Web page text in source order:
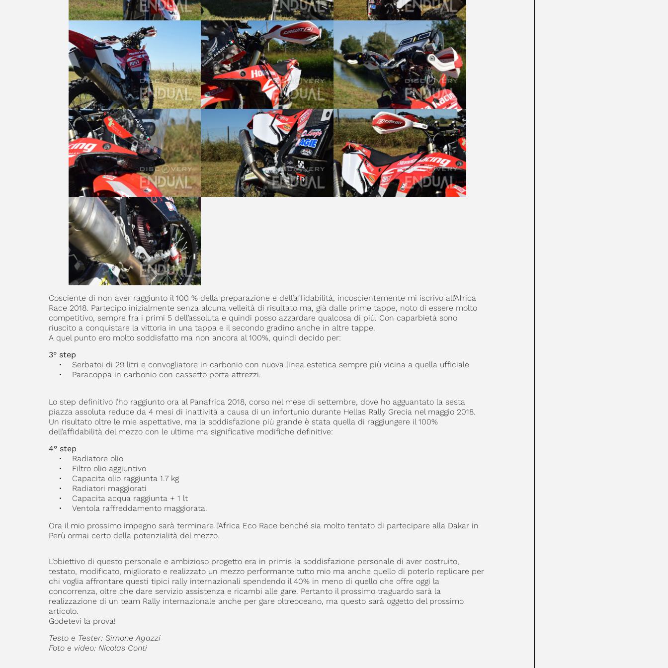
Cosciente di non aver raggiunto il 100 % della preparazione e dell’affidabilità, incoscientemente mi iscrivo all’Africa
Race 2018. Partecipo inizialmente senza alcuna velleità di risultato ma, già dalle prime tappe, noto di essere molto
competitivo, sempre fra i primi 5 dell’assoluta e quindi posso azzardare qualcosa di più. Con caparbietà sono
riuscito a conquistare la vittoria in una tappa e il secondo gradino anche in altre tappe.
A quel punto ero molto soddisfatto ma non ancora al 100%, quindi decido per:
3° step
• Serbatoi di 29 litri e convogliatore in carbonio con nuova linea estetica sempre più vicina a quella ufficiale
• Paracoppa in carbonio con cassetto porta attrezzi.
Lo step definitivo l’ho raggiunto ora al Panafrica 2018, corso nel mese di settembre, dove ho agguantato la sesta
piazza assoluta reduce da 4 mesi di inattività a causa di un infortunio durante Hellas Rally Grecia nel maggio 2018.
Un risultato oltre le mie aspettative, ma la soddisfazione più grande è stata quella di raggiungere il 100%
dell’affidabilità del mezzo con le ultime ma significative modifiche definitive:
4° step
• Radiatore olio
• Filtro olio aggiuntivo
• Capacita olio raggiunta 1.7 kg
• Radiatori maggiorati
• Capacita acqua raggiunta + 1 lt
• Ventola raffreddamento maggiorata.
Ora il mio prossimo impegno sarà terminare l’Africa Eco Race benché sia molto tentato di partecipare alla Dakar in
Perù ormai certo della potenzialità del mezzo.
L’obiettivo di questo personale e ambizioso progetto era in primis la soddisfazione personale di aver costruito,
testato, modificato, migliorato e realizzato un mezzo performante tutto mio ma anche quello di poterlo replicare per
chi voglia affrontare questi tipici rally internazionali spendendo il 40% in meno di quello che offre oggi la
concorrenza, oltre che dare servizio assistenza e ricambi alle gare. Pertanto il prossimo traguardo sarà la
realizzazione di un team Rally internazionale anche per gare oltreoceano, ma questo sarà oggetto del prossimo
articolo.
Godetevi la prova!
Testo e Tester: Simone Agazzi
Foto e video: Nicolas Conti